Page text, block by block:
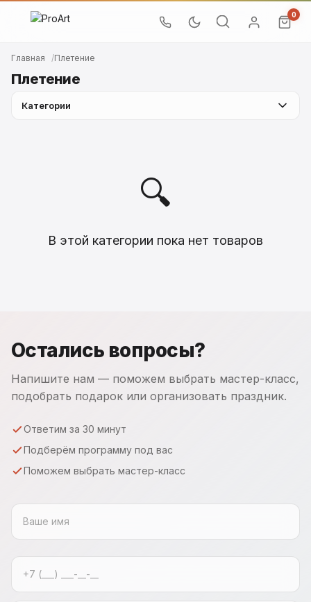
0
Главная Плетение
Плетение
Категории
🔍
В этой категории пока нет товаров
Остались вопросы?
Напишите нам — поможем выбрать мастер-класс,
подобрать подарок или организовать праздник.
Ответим за 30 минут
Подберём программу под вас
Поможем выбрать мастер-класс